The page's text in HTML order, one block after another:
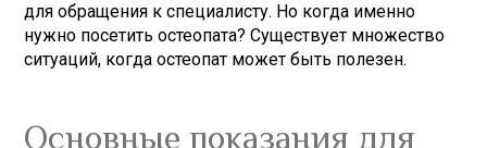
для обращения к специалисту. Но когда именно
нужно посетить остеопата? Существует множество
ситуаций, когда остеопат может быть полезен.